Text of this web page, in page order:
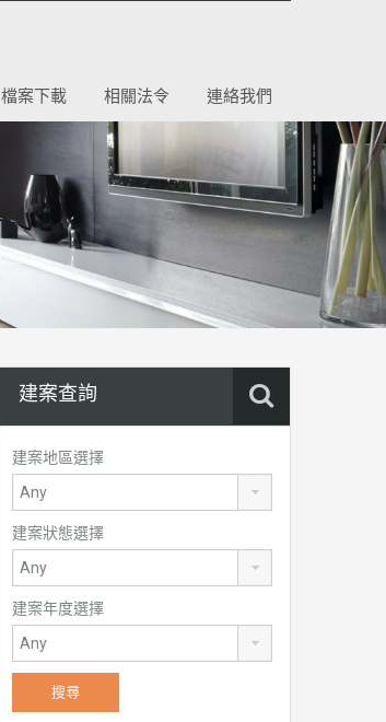
檔案下載 相關法令 連絡我們
建案查詢
建案地區選擇
建案狀態選擇
建案年度選擇